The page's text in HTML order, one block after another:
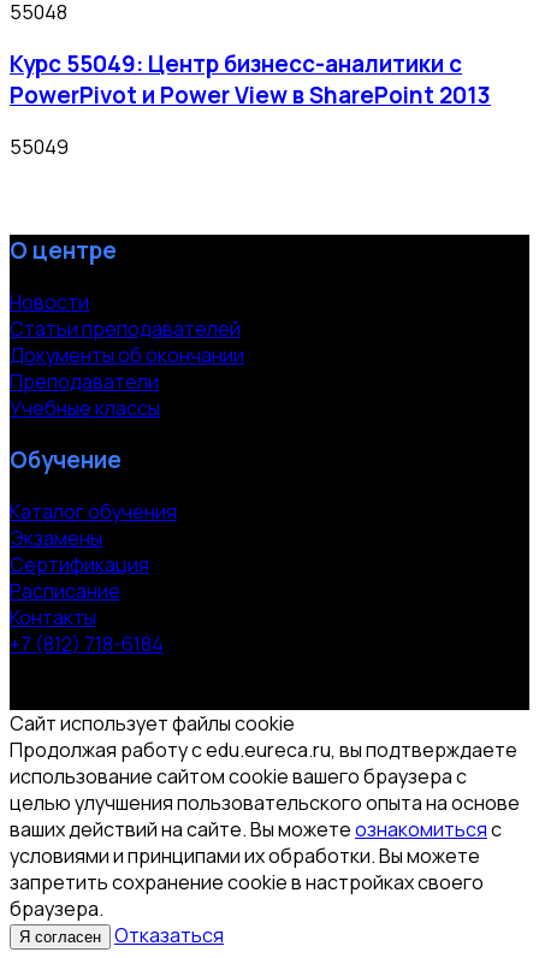
55048
Курс 55049: Центр бизнесс-аналитики с
PowerPivot и Power View в SharePoint 2013
55049
О центре
Новости
Статьи преподавателей
Документы об окончании
Преподаватели
Учебные классы
Обучение
Каталог обучения
Экзамены
Сертификация
Расписание
Контакты
+7 (812) 718-6184
Сайт использует файлы cookie
Продолжая работу с edu.eureca.ru, вы подтверждаете
использование сайтом cookie вашего браузера с
целью улучшения пользовательского опыта на основе
ваших действий на сайте. Вы можетеознакомитьсяс
условиями и принципами их обработки. Вы можете
запретить сохранение cookie в настройках своего
браузера.
Я согласен Отказаться